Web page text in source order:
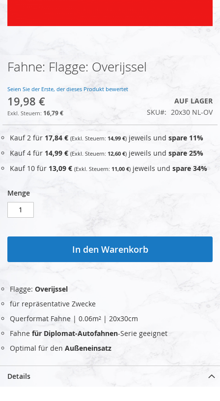
Zum
Anfang
Bildgalerie
springen
Fahne: Flagge: Overijssel
Seien Sie der Erste, der dieses Produkt bewertet
19,98 €
16,79 €
AUF LAGER
SKU
20x30 NL-OV
Kauf 2 für 17,84 € 14,99 € jeweils und spare 11%
Kauf 4 für 14,99 € 12,60 € jeweils und spare 25%
Kauf 10 für 13,09 € 11,00 € jeweils und spare 34%
Menge
In den Warenkorb
Flagge: Overijssel
für repräsentative Zwecke
Querformat Fahne | 0.06m² | 20x30cm
Fahne für Diplomat-Autofahnen-Serie geeignet
Optimal für den Außeneinsatz
Details